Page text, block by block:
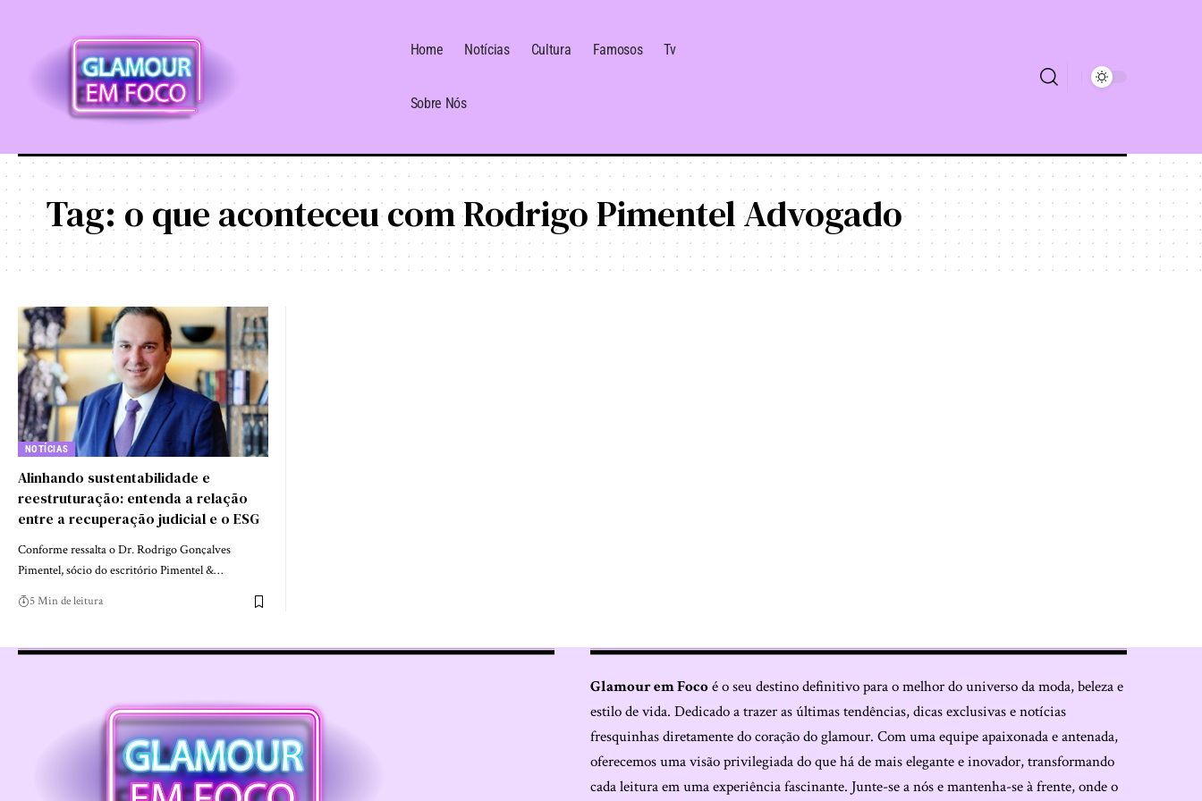
Home Notícias Cultura Famosos Tv
Sobre Nós
Tag: o que aconteceu com Rodrigo Pimentel Advogado
NOTÍCIAS
Alinhando sustentabilidade e
reestruturação: entenda a relação
entre a recuperação judicial e o ESG
Conforme ressalta o Dr. Rodrigo Gonçalves
Pimentel, sócio do escritório Pimentel &…
5 Min de leitura
Glamour em Focoé o seu destino definitivo para o melhor do universo da moda, beleza e
estilo de vida. Dedicado a trazer as últimas tendências, dicas exclusivas e notícias
fresquinhas diretamente do coração do glamour. Com uma equipe apaixonada e antenada,
oferecemos uma visão privilegiada do que há de mais elegante e inovador, transformando
cada leitura em uma experiência fascinante. Junte-se a nós e mantenha-se à frente, onde o